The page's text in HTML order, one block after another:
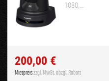
1080,…
200,00 €
Mietpreiszzgl. MwSt. abzgl. Rabatt